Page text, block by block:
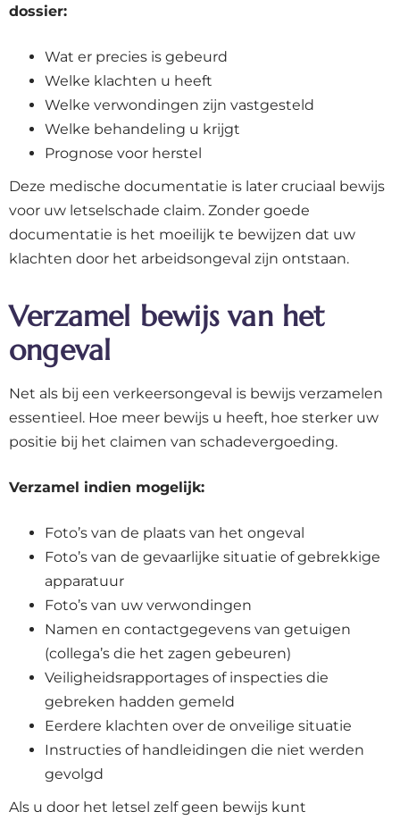
dossier:
Wat er precies is gebeurd
Welke klachten u heeft
Welke verwondingen zijn vastgesteld
Welke behandeling u krijgt
Prognose voor herstel
Deze medische documentatie is later cruciaal bewijs
voor uw letselschade claim. Zonder goede
documentatie is het moeilijk te bewijzen dat uw
klachten door het arbeidsongeval zijn ontstaan.
Verzamel bewijs van het
ongeval
Net als bij een verkeersongeval is bewijs verzamelen
essentieel. Hoe meer bewijs u heeft, hoe sterker uw
positie bij het claimen van schadevergoeding.
Verzamel indien mogelijk:
Foto’s van de plaats van het ongeval
Foto’s van de gevaarlijke situatie of gebrekkige
apparatuur
Foto’s van uw verwondingen
Namen en contactgegevens van getuigen
(collega’s die het zagen gebeuren)
Veiligheidsrapportages of inspecties die
gebreken hadden gemeld
Eerdere klachten over de onveilige situatie
Instructies of handleidingen die niet werden
gevolgd
Als u door het letsel zelf geen bewijs kunt